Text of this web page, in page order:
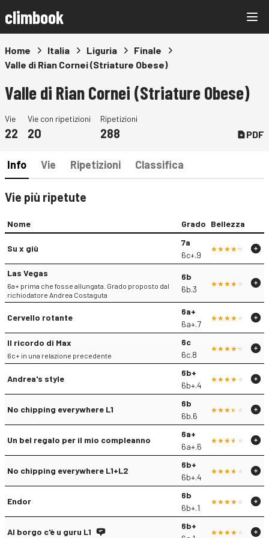
climbook
Home Italia Liguria
Finale
Valle di Rian Cornei (Striature Obese)
Valle di Rian Cornei (Striature Obese)
Vie
22
Vie con ripetizioni
20
Ripetizioni
288 PDF
Info Vie Ripetizioni Classifica
Vie più ripetute
Nome Grado Bellezza
Su x giù
7a
6c+.9
Las Vegas
6a+ prima che fosse allungata. Grado proposto dal
richiodatore Andrea Costaguta
6b
6b.3
Cervello rotante
6a+
6a+.7
Il ricordo di Max
6c+ in una relazione precedente
6c
6c.8
Andrea's style
6b+
6b+.4
No chipping everywhere L1
6b
6b.6
Un bel regalo per il mio compleanno
6a+
6a+.6
No chipping everywhere L1+L2
6b+
6b+.4
Endor
6b
6b+.1
Al borgo c'è u guru L1
6b+